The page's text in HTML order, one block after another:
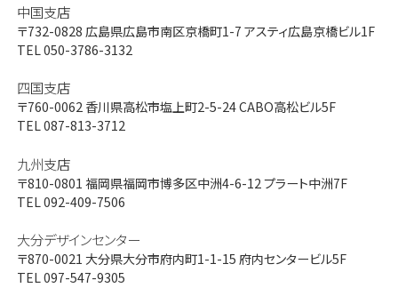
中国支店
〒732-0828 広島県広島市南区京橋町1-7 アスティ広島京橋ビル1F
TEL 050-3786-3132
四国支店
〒760-0062香川県高松市塩上町2-5-24 CABO高松ビル5F
TEL 087-813-3712
九州支店
〒810-0801 福岡県福岡市博多区中洲4-6-12 プラート中洲7F
TEL 092-409-7506
大分デザインセンター
〒870-0021 大分県大分市府内町1-1-15 府内センタービル5F
TEL 097-547-9305